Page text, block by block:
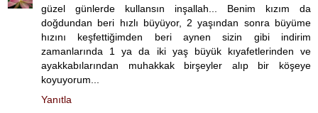
güzel günlerde kullansın inşallah... Benim kızım da
doğdundan beri hızlı büyüyor, 2 yaşından sonra büyüme
hızını keşfettiğimden beri aynen sizin gibi indirim
zamanlarında 1 ya da iki yaş büyük kıyafetlerinden ve
ayakkabılarından muhakkak birşeyler alıp bir köşeye
koyuyorum...
Yanıtla